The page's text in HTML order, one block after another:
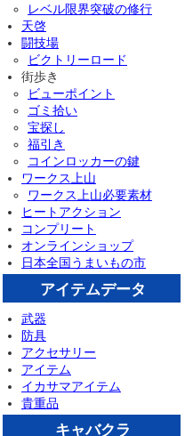
レベル限界突破の修行
天啓
闘技場
ビクトリーロード
街歩き
ビューポイント
ゴミ拾い
宝探し
福引き
コインロッカーの鍵
ワークス上山
ワークス上山必要素材
ヒートアクション
コンプリート
オンラインショップ
日本全国うまいもの市
アイテムデータ
武器
防具
アクセサリー
アイテム
イカサマアイテム
貴重品
キャバクラ